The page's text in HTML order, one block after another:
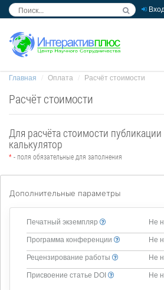
Вход
Главная Оплата Расчёт стоимости
Расчёт стоимости
Для расчёта стоимости
калькулятор
* - поля обязательные для заполнения
Дополнительные параметры
Печатный экземпляр Не
Программа конференции Не
Рецензирование работы Не
Присвоение статье DOI Не